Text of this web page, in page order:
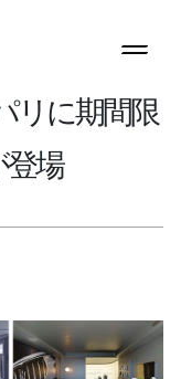
リに期間限
登場